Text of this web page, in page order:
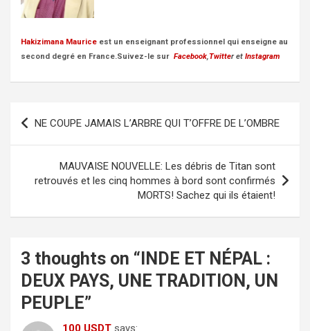
Hakizimana Maurice est un enseignant professionnel qui enseigne au
second degré en France.Suivez-le sur Facebook,Twitter et Instagram
Post
navigation
NE COUPE JAMAIS L’ARBRE QUI T’OFFRE DE L’OMBRE
MAUVAISE NOUVELLE: Les débris de Titan sont
retrouvés et les cinq hommes à bord sont confirmés
MORTS! Sachez qui ils étaient!
3 thoughts on “ INDE ET NÉPAL :
DEUX PAYS, UNE TRADITION, UN
PEUPLE”
100 USDT says: